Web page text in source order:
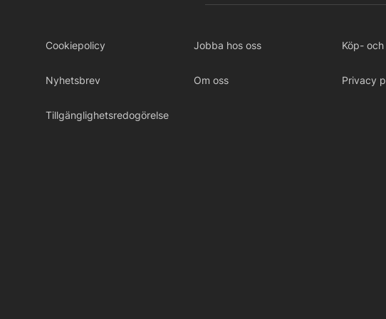
Cookiepolicy Jobba hos oss Köp-
Nyhetsbrev Om oss Privacy
Tillgänglighetsredogörelse